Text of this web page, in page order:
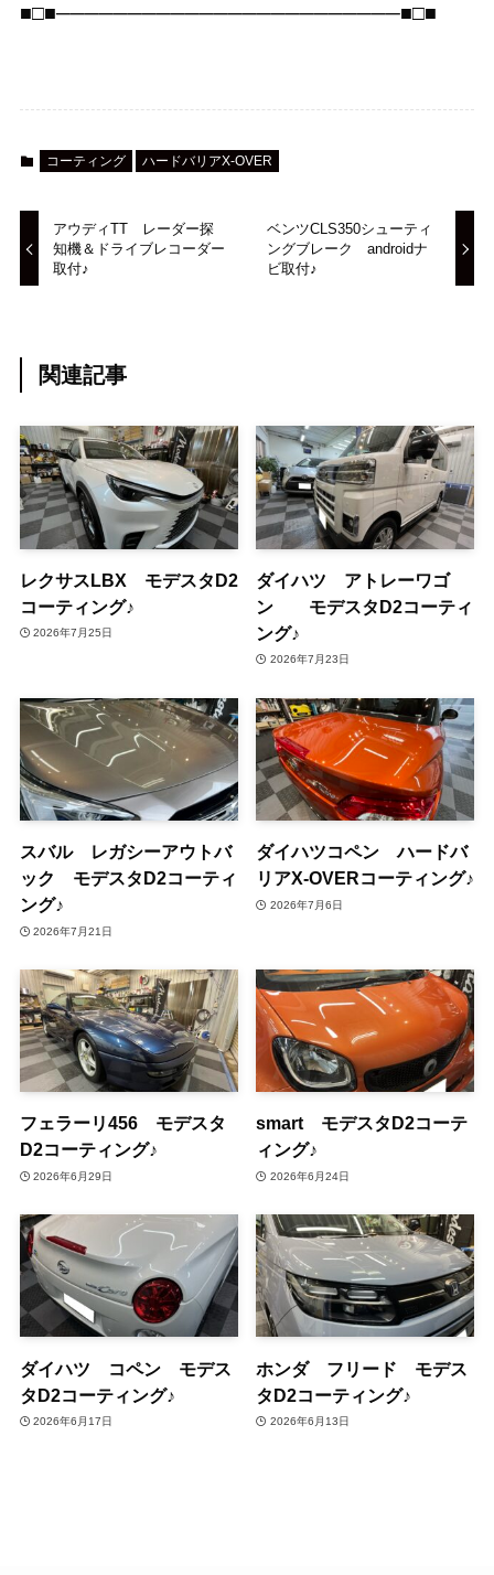
■□■────────────────────────■□■
コーティング ハードバリアX-OVER
アウディTT レーダー探
知機＆ドライブレコーダー
取付♪
ベンツCLS350シューティ
ングブレーク androidナ
ビ取付♪
関連記事
レクサスLBX モデスタD2
コーティング♪
2026年7月25日
ダイハツ アトレーワゴ
ン モデスタD2コーティ
ング♪
2026年7月23日
スバル レガシーアウトバ
ック モデスタD2コーティ
ング♪
2026年7月21日
ダイハツコペン ハードバ
リアX-OVERコーティング♪
2026年7月6日
フェラーリ456 モデスタ
D2コーティング♪
2026年6月29日
smart モデスタD2コーテ
ィング♪
2026年6月24日
ダイハツ コペン モデス
タD2コーティング♪
2026年6月17日
ホンダ フリード モデス
タD2コーティング♪
2026年6月13日